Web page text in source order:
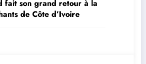
fait son grand retour à la
de Côte d’Ivoire